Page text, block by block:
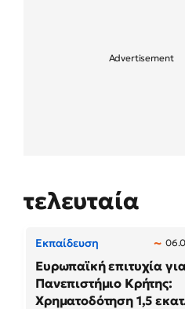
τελευταία
Εκπαίδευση
Ευρωπαϊκή επιτυχία
Πανεπιστήμιο Κρήτης:
Χρηματοδότηση 1,5